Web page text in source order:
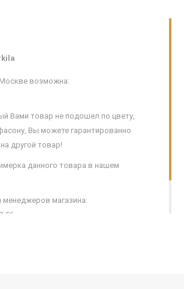
возможна:
Вами товар не подошел по цвету,
Вы можете гарантированно
другой товар!
данного товара в нашем
менеджеров магазина:
56